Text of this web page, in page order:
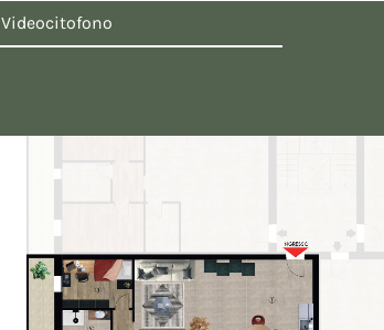
Videocitofono